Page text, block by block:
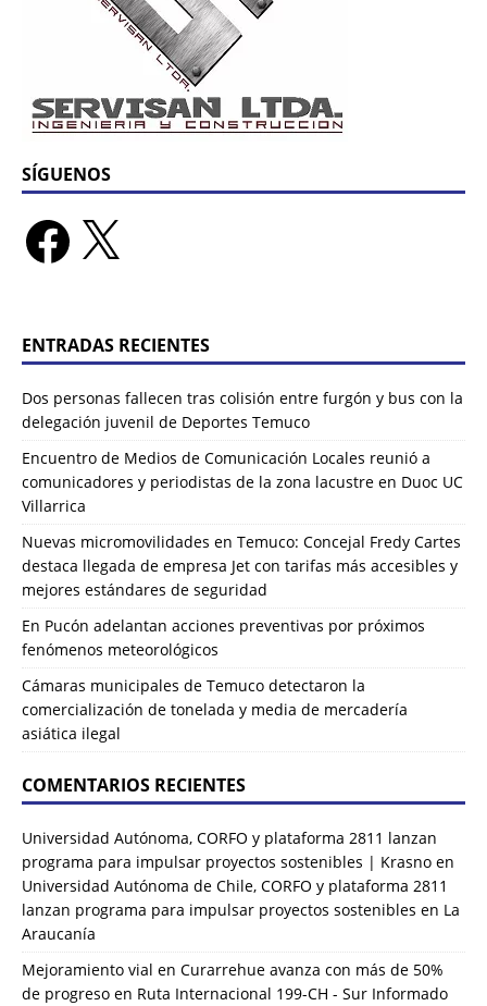
SÍGUENOS
ENTRADAS RECIENTES
Dos personas fallecen tras colisión entre furgón y bus con la
delegación juvenil de Deportes Temuco
Encuentro de Medios de Comunicación Locales reunió a
comunicadores y periodistas de la zona lacustre en Duoc UC
Villarrica
Nuevas micromovilidades en Temuco: Concejal Fredy Cartes
destaca llegada de empresa Jet con tarifas más accesibles y
mejores estándares de seguridad
En Pucón adelantan acciones preventivas por próximos
fenómenos meteorológicos
Cámaras municipales de Temuco detectaron la
comercialización de tonelada y media de mercadería
asiática ilegal
COMENTARIOS RECIENTES
Universidad Autónoma, CORFO y plataforma 2811 lanzan
programa para impulsar proyectos sostenibles | Krasno en
Universidad Autónoma de Chile, CORFO y plataforma 2811
lanzan programa para impulsar proyectos sostenibles en La
Araucanía
Mejoramiento vial en Curarrehue avanza con más de 50%
de progreso en Ruta Internacional 199-CH - Sur Informado